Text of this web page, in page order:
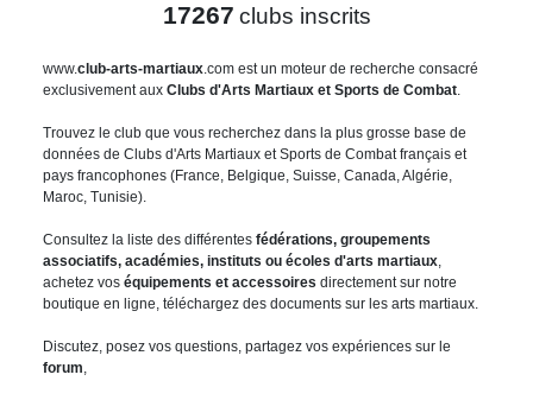
17267 clubs inscrits
www.club-arts-martiaux.com est un moteur de recherche consacré
exclusivement aux Clubs d'Arts Martiaux et Sports de Combat.
Trouvez le club que vous recherchez dans la plus grosse base de
données de Clubs d'Arts Martiaux et Sports de Combat français et
pays francophones (France, Belgique, Suisse, Canada, Algérie,
Maroc, Tunisie).
Consultez la liste des différentes fédérations, groupements
associatifs, académies, instituts ou écoles d'arts martiaux,
achetez vos équipements et accessoires directement sur notre
boutique en ligne, téléchargez des documents sur les arts martiaux.
Discutez, posez vos questions, partagez vos expériences sur le
forum,